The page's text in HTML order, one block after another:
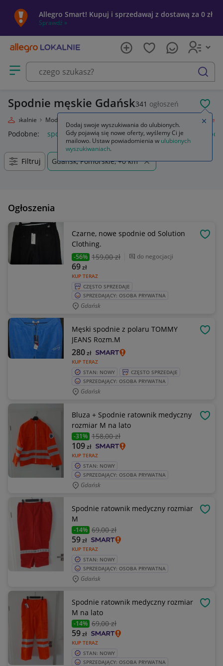
Allegro Smart! Kupuj i sprzedawaj z dostawą za 0 zł
Sprawdź »
Otwórz menu z kategoriami
szukaj
Spodnie męskie Gdańsk341 ogłoszeń
Lokalnie Moda Spodnie
Podobne: spodnie spodnie robocze spodnie męskie
Filtruj Gdańsk, Pomorskie, +0 km
Ogłoszenia
Czarne, nowe spodnie od Solution
Clothing.
-56% 159,00 zł do negocjacji
KUP TERAZ
69zł
CZĘSTO SPRZEDAJE
SPRZEDAJĄCY: OSOBA PRYWATNA
Gdańsk
Męski spodnie z polaru TOMMY
JEANS Rozm.M
KUP TERAZ
280zł
STAN: NOWY
CZĘSTO SPRZEDAJE
SPRZEDAJĄCY: OSOBA PRYWATNA
Gdańsk
Bluza + Spodnie ratownik medyczny
rozmiar M na lato
-31% 158,00 zł
KUP TERAZ
109zł
STAN: NOWY
SPRZEDAJĄCY: OSOBA PRYWATNA
Gdańsk
Spodnie ratownik medyczny rozmiar
M
-14% 69,00 zł
KUP TERAZ
59zł
STAN: NOWY
SPRZEDAJĄCY: OSOBA PRYWATNA
Gdańsk
Spodnie ratownik medyczny rozmiar
M na lato
-14% 69,00 zł
KUP TERAZ
59zł
STAN: NOWY
SPRZEDAJĄCY: OSOBA PRYWATNA
Dodaj swoje wyszukiwania do ulubionych.
Gdy pojawią się nowe oferty, wyślemy Ci je
mailowo. Ustaw powiadomienia w ulubionych
wyszukiwaniach.